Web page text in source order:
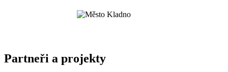
Partneři a projekty